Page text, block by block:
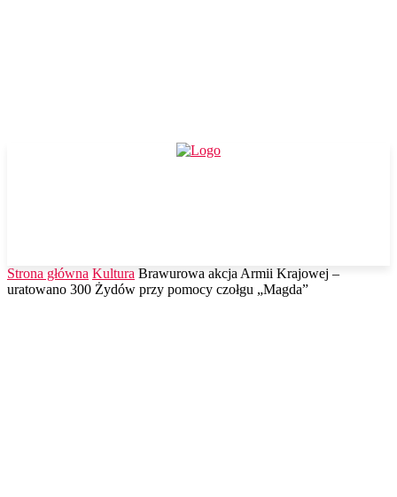
Strona główna Kultura Brawurowa akcja Armii Krajowej –
uratowano 300 Żydów przy pomocy czołgu „Magda”